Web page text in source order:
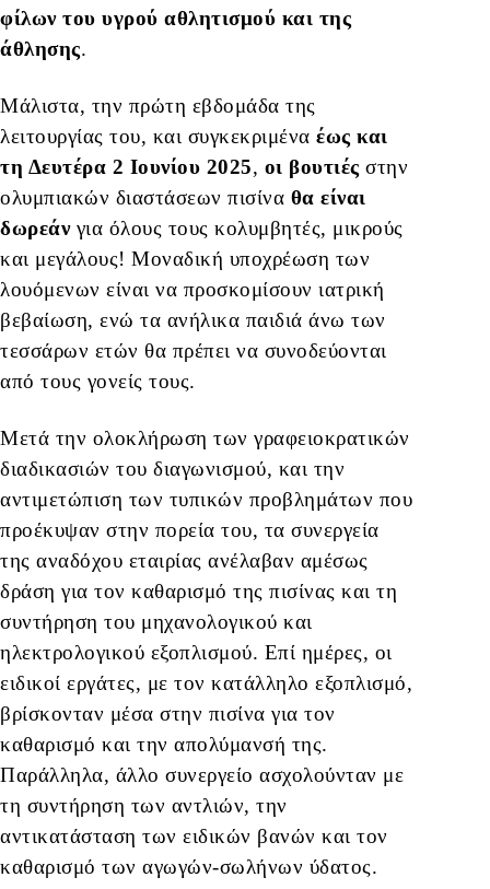
φίλων του υγρού αθλητισμού και της
άθλησης.
Μάλιστα, την πρώτη εβδομάδα της
λειτουργίας του, και συγκεκριμένα έως και
τη Δευτέρα 2 Ιουνίου 2025, οι βουτιές στην
ολυμπιακών διαστάσεων πισίνα θα είναι
δωρεάνγια όλους τους κολυμβητές, μικρούς
και μεγάλους! Μοναδική υποχρέωση των
λουόμενων είναι να προσκομίσουν ιατρική
βεβαίωση, ενώ τα ανήλικα παιδιά άνω των
τεσσάρων ετών θα πρέπει να συνοδεύονται
από τους γονείς τους.
Μετά την ολοκλήρωση των γραφειοκρατικών
διαδικασιών του διαγωνισμού, και την
αντιμετώπιση των τυπικών προβλημάτων που
προέκυψαν στην πορεία του, τα συνεργεία
της αναδόχου εταιρίας ανέλαβαν αμέσως
δράση για τον καθαρισμό της πισίνας και τη
συντήρηση του μηχανολογικού και
ηλεκτρολογικού εξοπλισμού. Επί ημέρες, οι
ειδικοί εργάτες, με τον κατάλληλο εξοπλισμό,
βρίσκονταν μέσα στην πισίνα για τον
καθαρισμό και την απολύμανσή της.
Παράλληλα, άλλο συνεργείο ασχολούνταν με
τη συντήρηση των αντλιών, την
αντικατάσταση των ειδικών βανών και τον
καθαρισμό των αγωγών-σωλήνων ύδατος.